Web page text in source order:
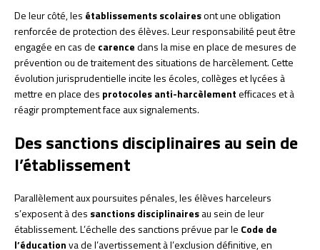
De leur côté, les établissements scolairesont une obligation
renforcée de protection des élèves. Leur responsabilité peut être
engagée en cas de carencedans la mise en place de mesures de
prévention ou de traitement des situations de harcèlement. Cette
évolution jurisprudentielle incite les écoles, collèges et lycées à
mettre en place des protocoles anti-harcèlementefficaces et à
réagir promptement face aux signalements.
Des sanctions disciplinaires au sein de
l’établissement
Parallèlement aux poursuites pénales, les élèves harceleurs
s’exposent à des sanctions disciplinairesau sein de leur
établissement. L’échelle des sanctions prévue par le Code de
l’éducationva de l’avertissement à l’exclusion définitive, en